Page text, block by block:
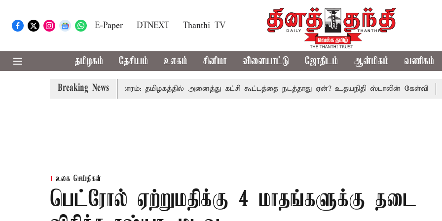
E-Paper DTNEXT Thanthi TV
தமிழகம் தேசியம் உலகம் சினிமா விளையாட்டு ஜோதிடம் ஆன்மிகம் வணிகம்
Breaking News
காவிரி விவகாரம்: தமிழகத்தில் அனைத்து கட்சி கூட்டத்தை நடத்தாது ஏன்? உதயநிதி ஸ்டாலின் கேள்வி த.வெ.க.
உலக செய்திகள்
பெட்ரோல் ஏற்றுமதிக்கு 4 மாதங்களுக்கு தடை